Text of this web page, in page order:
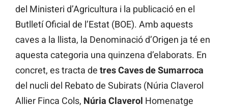
del Ministeri d’Agricultura i la publicació en el
Butlletí Oficial de l’Estat (BOE). Amb aquests
caves a la llista, la Denominació d’Origen ja té en
aquesta categoria una quinzena d’elaborats. En
concret, es tracta de tres Caves de Sumarroca
del nucli del Rebato de Subirats (Núria Claverol
Allier Finca Cols, Núria Claverol Homenatge